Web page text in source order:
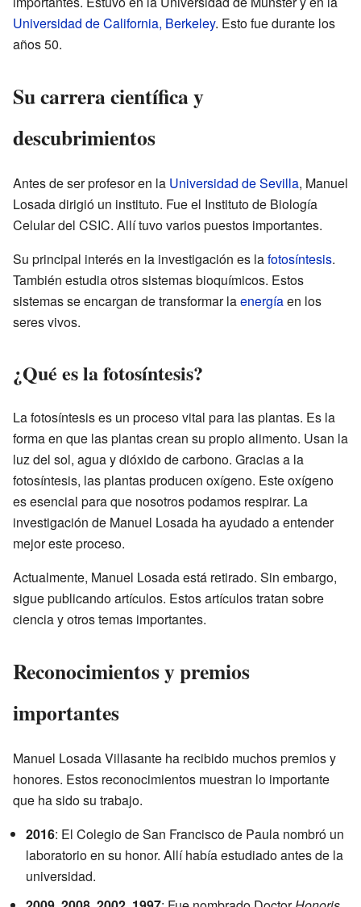
Universidad de California, Berkeley. Esto fue durante los
años 50.
Su carrera científica y
descubrimientos
Antes de ser profesor en la Universidad de Sevilla, Manuel
Losada dirigió un instituto. Fue el Instituto de Biología
Celular del CSIC. Allí tuvo varios puestos importantes.
Su principal interés en la investigación es lafotosíntesis.
También estudia otros sistemas bioquímicos. Estos
sistemas se encargan de transformar laenergíaen los
seres vivos.
¿Qué es la fotosíntesis?
La fotosíntesis es un proceso vital para las plantas. Es la
forma en que las plantas crean su propio alimento. Usan la
luz del sol, agua y dióxido de carbono. Gracias a la
fotosíntesis, las plantas producen oxígeno. Este oxígeno
es esencial para que nosotros podamos respirar. La
investigación de Manuel Losada ha ayudado a entender
mejor este proceso.
Actualmente, Manuel Losada está retirado. Sin embargo,
sigue publicando artículos. Estos artículos tratan sobre
ciencia y otros temas importantes.
Reconocimientos y premios
importantes
Manuel Losada Villasante ha recibido muchos premios y
honores. Estos reconocimientos muestran lo importante
que ha sido su trabajo.
2016: El Colegio de San Francisco de Paula nombró un
laboratorio en su honor. Allí había estudiado antes de la
universidad.